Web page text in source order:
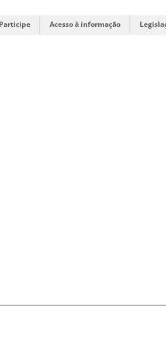
Participe Acesso à informação